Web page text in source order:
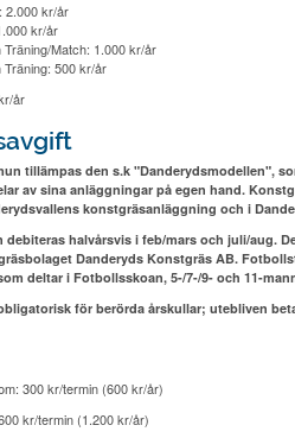
2.000 kr/år
kr/år
Match: 1.000 kr/år
Träning: 500 kr/år
år
tillämpas den s.k "Danderydsmodellen",
av sina anläggningar på egen hand.
konstgräsanläggning och i
halvårsvis i feb/mars och juli/aug.
Danderyds Konstgräs AB.
deltar i Fotbollsskoan, 5-/7-/9- och 11-
för berörda årskullar; utebliven
300 kr/termin (600 kr/år)
kr/termin (1.200 kr/år)